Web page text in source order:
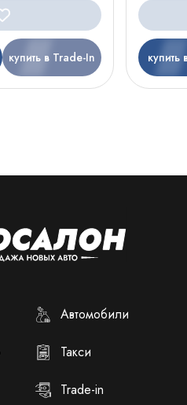
купить в Trade-In купить
Автомобили
Такси
Trade-in